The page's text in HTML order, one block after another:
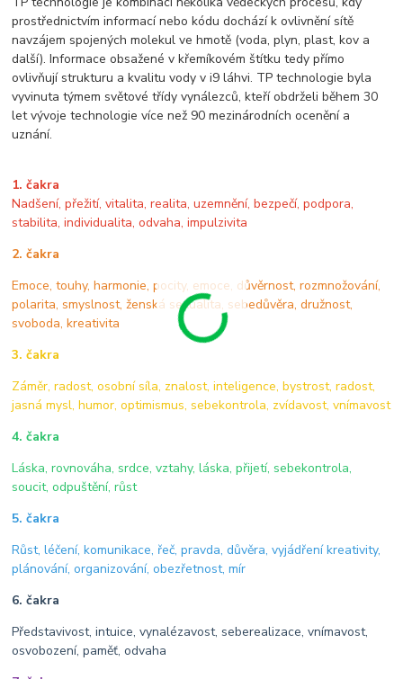
prostřednictvím informací nebo kódu dochází k ovlivnění sítě
navzájem spojených molekul ve hmotě (voda, plyn, plast, kov a
další). Informace obsažené v křemíkovém štítku tedy přímo
ovlivňují strukturu a kvalitu vody v i9 láhvi. TP technologie byla
vyvinuta týmem světové třídy vynálezců, kteří obdrželi během 30
let vývoje technologie více než 90 mezinárodních ocenění a
uznání.
1. čakra
Nadšení, přežití, vitalita, realita, uzemnění, bezpečí, podpora,
stabilita, individualita, odvaha, impulzivita
2. čakra
Emoce, touhy, harmonie, pocity, emoce, důvěrnost, rozmnožování,
polarita, smyslnost, ženská sexualita, sebedůvěra, družnost,
svoboda, kreativita
3. čakra
Záměr, radost, osobní síla, znalost, inteligence, bystrost, radost,
jasná mysl, humor, optimismus, sebekontrola, zvídavost, vnímavost
4. čakra
Láska, rovnováha, srdce, vztahy, láska, přijetí, sebekontrola,
soucit, odpuštění, růst
5. čakra
Růst, léčení, komunikace, řeč, pravda, důvěra, vyjádření kreativity,
plánování, organizování, obezřetnost, mír
6. čakra
Představivost, intuice, vynalézavost, seberealizace, vnímavost,
osvobození, paměť, odvaha